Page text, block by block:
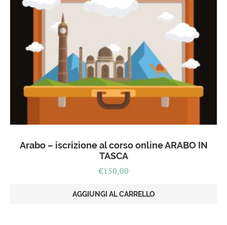
Arabo – iscrizione al corso online ARABO IN
TASCA
€150,00
AGGIUNGI AL CARRELLO